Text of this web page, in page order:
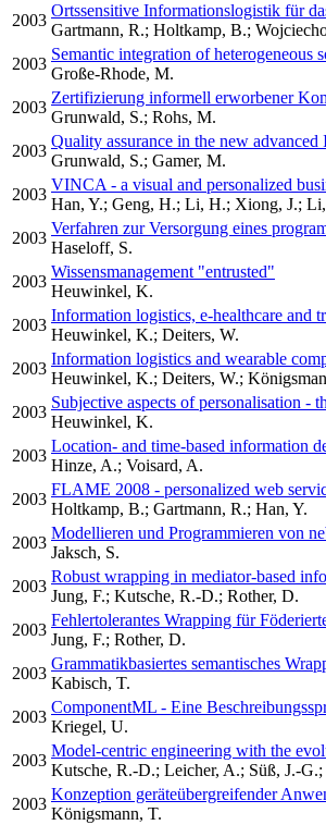
2003
Ortssensitive Informationslogistik für
Gartmann, R.; Holtkamp, B.;
2003
Semantic integration of heterogeneous
Große-Rhode, M.
2003
Zertifizierung informell erworbener
Grunwald, S.; Rohs, M.
2003
Quality assurance in the new
Grunwald, S.; Gamer, M.
2003
VINCA - a visual and personalized
Han, Y.; Geng, H.; Li, H.; Xiong, J.;
2003
Verfahren zur Versorgung eines
Haseloff, S.
2003
Wissensmanagement "entrusted"
Heuwinkel, K.
2003
Information logistics, e-healthcare and
Heuwinkel, K.; Deiters, W.
2003
Information logistics and wearable
Heuwinkel, K.; Deiters, W.;
2003
Subjective aspects of personalisation -
Heuwinkel, K.
2003
Location- and time-based information
Hinze, A.; Voisard, A.
2003
FLAME 2008 - personalized web
Holtkamp, B.; Gartmann, R.; Han, Y.
2003
Modellieren und Programmieren von
Jaksch, S.
2003
Robust wrapping in mediator-based
Jung, F.; Kutsche, R.-D.; Rother, D.
2003
Fehlertolerantes Wrapping für
Jung, F.; Rother, D.
2003
Grammatikbasiertes semantisches
Kabisch, T.
2003
ComponentML - Eine
Kriegel, U.
2003
Model-centric engineering with the
Kutsche, R.-D.; Leicher, A.; Süß, J.-G.;
2003
Konzeption geräteübergreifender
Königsmann, T.